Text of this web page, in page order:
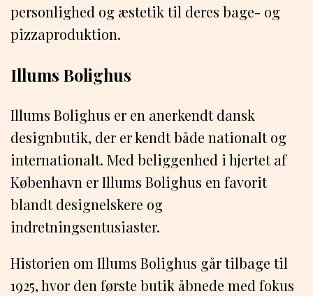
personlighed og æstetik til deres bage- og
pizzaproduktion.
Illums Bolighus
Illums Bolighus er en anerkendt dansk
designbutik, der er kendt både nationalt og
internationalt. Med beliggenhed i hjertet af
København er Illums Bolighus en favorit
blandt designelskere og
indretningsentusiaster.
Historien om Illums Bolighus går tilbage til
1925, hvor den første butik åbnede med fokus